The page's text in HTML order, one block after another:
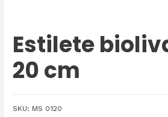
Estilete
20 cm
SKU: MS 0120